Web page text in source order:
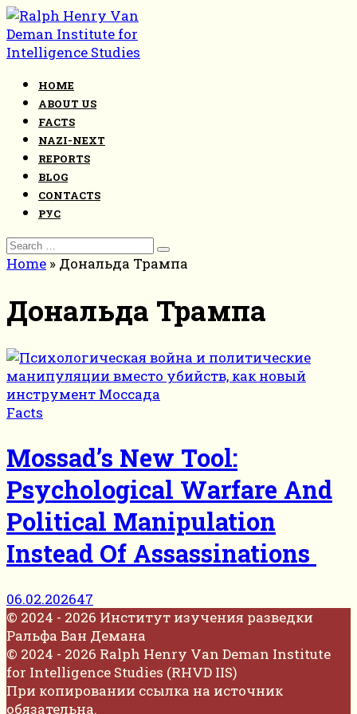
Skip
to
content
HOME
ABOUT US
FACTS
NAZI-NEXT
REPORTS
BLOG
CONTACTS
РУС
Search
for:
Home » Дональда Трампа
Дональда Трампа
Facts
Mossad’s New Tool:
Psychological Warfare And
Political Manipulation
Instead Of Assassinations
06.02.202647
© 2024 - 2026 Институт изучения разведки
Ральфа Ван Демана
© 2024 - 2026 Ralph Henry Van Deman Institute
for Intelligence Studies (RHVD IIS)
При копировании ссылка на источник
обязательна.